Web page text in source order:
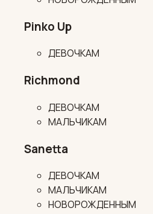
Pinko Up
ДЕВОЧКАМ
Richmond
ДЕВОЧКАМ
МАЛЬЧИКАМ
Sanetta
ДЕВОЧКАМ
МАЛЬЧИКАМ
НОВОРОЖДЕННЫМ